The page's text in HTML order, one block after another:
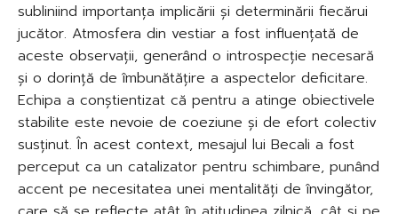
subliniind importanța implicării și determinării fiecărui
jucător. Atmosfera din vestiar a fost influențată de
aceste observații, generând o introspecție necesară
și o dorință de îmbunătățire a aspectelor deficitare.
Echipa a conștientizat că pentru a atinge obiectivele
stabilite este nevoie de coeziune și de efort colectiv
susținut. În acest context, mesajul lui Becali a fost
perceput ca un catalizator pentru schimbare, punând
accent pe necesitatea unei mentalități de învingător,